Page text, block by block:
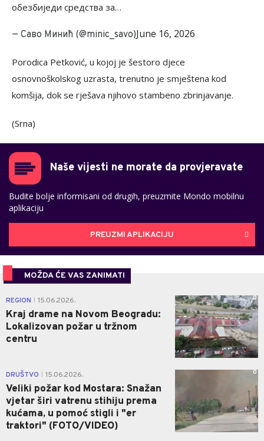
обезбиједи средства за…
— Саво Минић (@minic_savo)June 16, 2026
Porodica Petković, u kojoj je šestoro djece
osnovnoškolskog uzrasta, trenutno je smještena kod
komšija, dok se rješava njihovo stambeno zbrinjavanje.
(Srna)
Naše vijesti ne morate da provjeravate
Budite bolje informisani od drugih, preuzmite Mondo mobilnu
aplikaciju
PREUZMI APLIKACIJU
MOŽDA ĆE VAS ZANIMATI
REGION 15.06.2026.
Kraj drame na Novom Beogradu:
Lokalizovan požar u tržnom
centru
0
DRUŠTVO 15.06.2026.
Veliki požar kod Mostara: Snažan
vjetar širi vatrenu stihiju prema
kućama, u pomoć stigli i "er
traktori" (FOTO/VIDEO)
0